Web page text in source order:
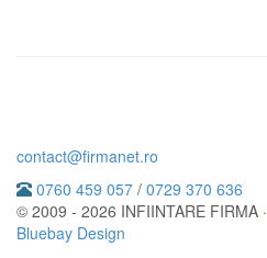
contact@firmanet.ro
0760 459 057 / 0729 370 636
© 2009 - 2026 INFIINTARE FIRMA ·
Bluebay Design